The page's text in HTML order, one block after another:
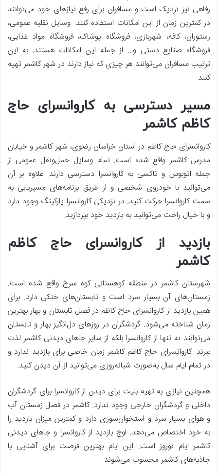
رفاهی نیز نزدیک است و مسافران برای رفع نیازهای خود می‌توانند
در کمترین زمان از این امکانات استفاده کنند. وسایل نقلیه عمومی،
رستوران، کافه، شهربازی، فروشگاه پوشاک، فروشگاه مواد غذایی،
فروشگاه صنایع دستی و… از جمله این امکانات هستند. به این
ترتیب مسافران می‌توانند هر چیزی که نیاز دارند در شهر کاشمر تهیه
کنند.
مسیر دسترسی به کاروانسرای حاج
کاظم کاشمر
کاروانسرای حاج کاظم در استان خراسان رضوی، شهر کاشمر و خیابان
مدرس کاشمر واقع شده است. تمام وسایل حمل‌ونقل عمومی از
جمله اتوبوس و تاکسی به کاروانسرا دسترسی دارند. علاوه بر آن
می‌توانید با خودروی شخصی و از طریق برنامه‌های مسیریابی به
سمت کاروانسرا حرکت کنید. در نزدیکی کاروانسرا پارکینگ وجود دارد
و با خیال راحت می‌توانید به بازدید خود بپردازید.
بازدید از کاروانسرای حاج کاظم
کاشمر
شهرستان کاشمر در منطقه کوهستانی کوه سرخ واقع شده است.
زمستان‌های آن بسیار سرد است و تابستان‌های خنکی دارد. برای
همین بازدید از کاروانسرای حاج کاظم در فصل تابستان و بهار بهترین
زمان شناخته می‌شود. گردشگران در روزهای دل‌انگیز بهار و تابستان
می‌توانند نه تنها از کاروانسرا بلکه از سایر جاهای دیدنی کاشمر لذت
ببرند. کاروانسرای حاج کاظم کاشمر زمان خاصی برای بازدید ندارد و
در تمام ایام سال به‌صورت شبانه‌روزی می‌توانید از آن دیدن کنید.
همچنین نیازی به تهیه بلیت برای دیدن از کاروانسرا برای گردشگران
داخلی و گردشگران خارجی وجود ندارد. کاشمر در فصل زمستان آب
و هوای بسیار سرد و استخوان‌سوزی دارد و کمترین میزان بازدید را
به خود اختصاص می‌دهد. اوج بازدید از کاروانسرا و جاهای دیدنی
کاشمر ایام نوروز است. این ایام بهترین فرصت برای آشنایی با
جاذبه‌های کاشمر محسوب می‌شوند.